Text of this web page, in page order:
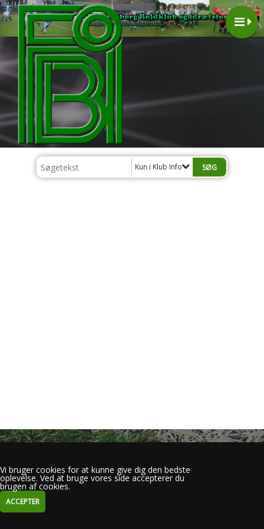
Kun i Klub Info
Vi bruger cookies for at kunne give dig den bedste
oplevelse. Ved at bruge vores side accepterer du
brugen af cookies.